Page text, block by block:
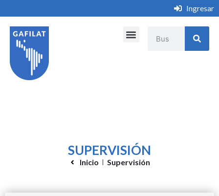
Ingresar
SUPERVISIÓN
Inicio Supervisión